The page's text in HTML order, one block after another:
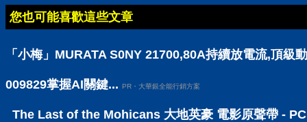
您也可能喜歡這些文章
「小梅」MURATA S0NY 21700,80A持續放電流,頂
009829掌握AI關鍵... PR・大華銀全能行銷方案
The Last of the Mohicans 大地英豪 電影原聲帶 -